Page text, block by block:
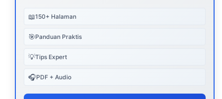
📖150+ Halaman
🎯Panduan Praktis
💡Tips Expert
🎧PDF + Audio